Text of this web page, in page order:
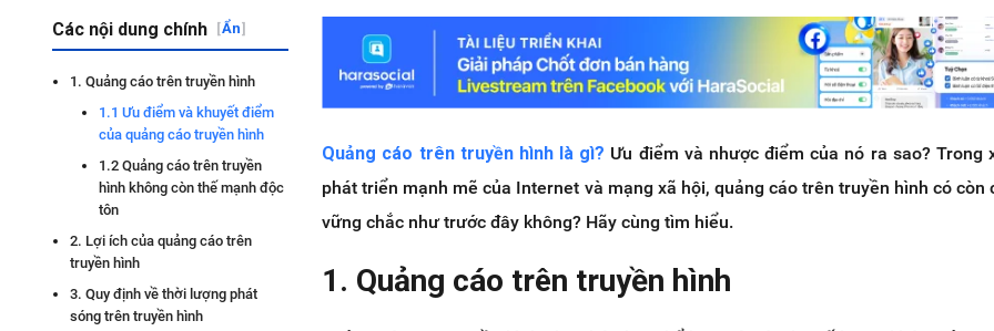
Các nội dung chính [Ẩn]
1. Quảng cáo trên truyền hình
1.1 Ưu điểm và khuyết điểm
của quảng cáo truyền hình
1.2 Quảng cáo trên truyền
hình không còn thế mạnh độc
tôn
2. Lợi ích của quảng cáo trên
truyền hình
3. Quy định về thời lượng phát
sóng trên truyền hình
Quảng cáo trên truyền hình là gì? Ưu điểm và nhược điểm của nó ra sao? Trong
phát triển mạnh mẽ của Internet và mạng xã hội, quảng cáo trên truyền hình có còn
vững chắc như trước đây không? Hãy cùng tìm hiểu.
1. Quảng cáo trên truyền hình